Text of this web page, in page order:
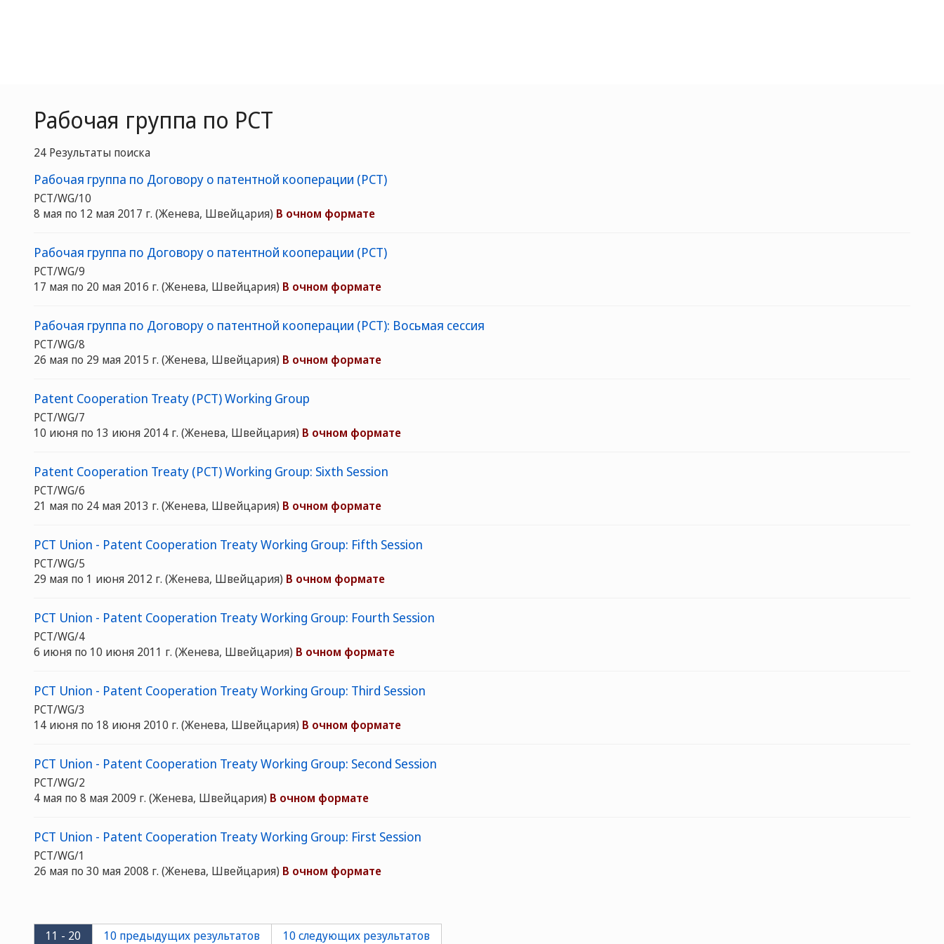
Рабочая группа по РСТ
24 Результаты поиска
Рабочая группа по Договору о патентной кооперации (PCT)
PCT/WG/10
8 мая по 12 мая 2017 г. (Женева, Швейцария) В очном формате
Рабочая группа по Договору о патентной кооперации (PCT)
PCT/WG/9
17 мая по 20 мая 2016 г. (Женева, Швейцария) В очном формате
Рабочая группа по Договору о патентной кооперации (PCT): Восьмая сессия
PCT/WG/8
26 мая по 29 мая 2015 г. (Женева, Швейцария) В очном формате
Patent Cooperation Treaty (PCT) Working Group
PCT/WG/7
10 июня по 13 июня 2014 г. (Женева, Швейцария) В очном формате
Patent Cooperation Treaty (PCT) Working Group: Sixth Session
PCT/WG/6
21 мая по 24 мая 2013 г. (Женева, Швейцария) В очном формате
PCT Union - Patent Cooperation Treaty Working Group: Fifth Session
PCT/WG/5
29 мая по 1 июня 2012 г. (Женева, Швейцария) В очном формате
PCT Union - Patent Cooperation Treaty Working Group: Fourth Session
PCT/WG/4
6 июня по 10 июня 2011 г. (Женева, Швейцария) В очном формате
PCT Union - Patent Cooperation Treaty Working Group: Third Session
PCT/WG/3
14 июня по 18 июня 2010 г. (Женева, Швейцария) В очном формате
PCT Union - Patent Cooperation Treaty Working Group: Second Session
PCT/WG/2
4 мая по 8 мая 2009 г. (Женева, Швейцария) В очном формате
PCT Union - Patent Cooperation Treaty Working Group: First Session
PCT/WG/1
26 мая по 30 мая 2008 г. (Женева, Швейцария) В очном формате
11 - 20 10 предыдущих результатов 10 следующих результатов